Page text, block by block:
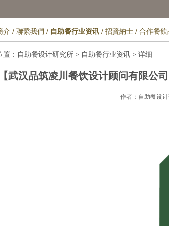
介 / 聯繫我們 / 自助餐行业资讯 / 招賢納士 / 合作餐飲
： 自助餐设计研究所 > 自助餐行业资讯 > 详细
【武汉品筑凌川餐饮设计顾问有限公
作者：自助餐设